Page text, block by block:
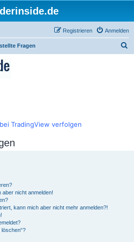
Anmelden
Registrieren
Fragen
TradingView verfolgen
nicht anmelden!
kann mich aber nicht mehr anmelden?!